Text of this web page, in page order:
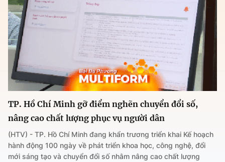
TP. Hồ Chí Minh gỡ điểm nghẽn chuyển đổi số,
nâng cao chất lượng phục vụ người dân
(HTV) - TP. Hồ Chí Minh đang khẩn trương triển khai Kế hoạch
hành động 100 ngày về phát triển khoa học, công nghệ, đổi
mới sáng tạo và chuyển đổi số nhằm nâng cao chất lượng